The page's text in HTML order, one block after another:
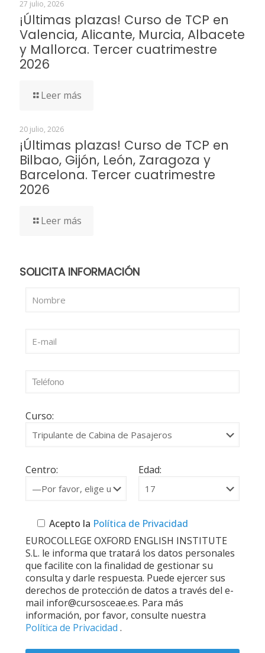
27 julio, 2026
¡Últimas plazas! Curso de TCP en
Valencia, Alicante, Murcia, Albacete
y Mallorca. Tercer cuatrimestre
2026
Leer más
20 julio, 2026
¡Últimas plazas! Curso de TCP en
Bilbao, Gijón, León, Zaragoza y
Barcelona. Tercer cuatrimestre
2026
Leer más
SOLICITA INFORMACIÓN
Curso:
Centro: Edad:
Acepto la Política de Privacidad
EUROCOLLEGE OXFORD ENGLISH INSTITUTE
S.L. le informa que tratará los datos personales
que facilite con la finalidad de gestionar su
consulta y darle respuesta. Puede ejercer sus
derechos de protección de datos a través del e-
mail infor@cursosceae.es. Para más
información, por favor, consulte nuestra
Política de Privacidad .